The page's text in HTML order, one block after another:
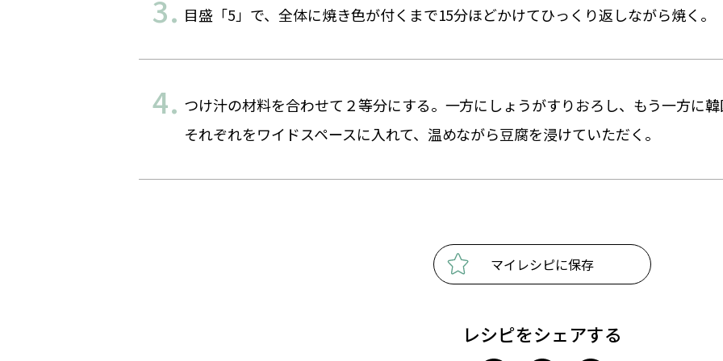
目盛「5」で、全体に焼き色が付くまで15分ほどかけてひっくり返しながら焼く。
つけ汁の材料を合わせて２等分にする。一方にしょうがすりおろし、もう一方に韓
それぞれをワイドスペースに入れて、温めながら豆腐を浸けていただく。
マイレシピに保存
レシピをシェアする